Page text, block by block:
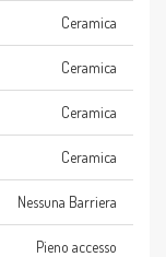
Ceramica
Ceramica
Ceramica
Ceramica
Nessuna Barriera
Pieno accesso